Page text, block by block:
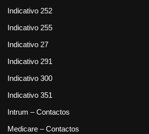
Indicativo 252
Indicativo 255
Indicativo 27
Indicativo 291
Indicativo 300
Indicativo 351
Intrum – Contactos
Medicare – Contactos